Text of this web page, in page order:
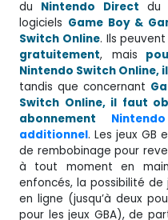
du Nintendo Direct du
logiciels Game Boy &
Switch Online. Ils
gratuitement, mais
Nintendo Switch Online,
tandis que concernant
Switch Online, il faut
abonnement
additionnel. Les jeux GB
de rembobinage pour
à tout moment en
enfoncés, la possibilité
en ligne (jusqu’à deux
pour les jeux GBA), de